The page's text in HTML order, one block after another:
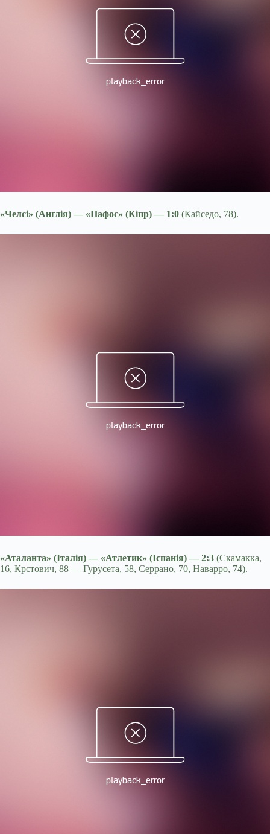
«Челсі» (Англія) — «Пафос» (Кіпр) — 1:0 (Кайседо, 78).
«Аталанта» (Італія) — «Атлетик» (Іспанія) — 2:3 (Скамакка,
16, Крстович, 88 — Гурусета, 58, Серрано, 70, Наварро, 74).